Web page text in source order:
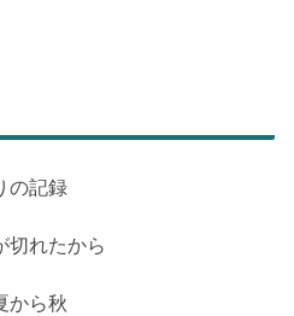
の記録
切れたから
から秋